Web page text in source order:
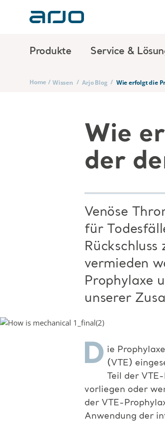
Produkte Service &
Home / Wissen / Arjo Blog / Wie erfolgt die
Wie
der
Venöse
für
vermieden
Prophylaxe
unserer
D ie
(VTE)
Teil der
vorliegen oder
der VTE-
Anwendung der